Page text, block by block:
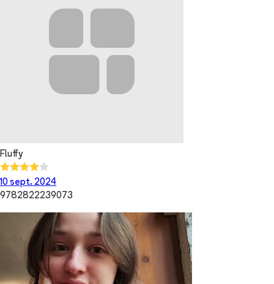
Fluffy
10 sept. 2024
9782822239073